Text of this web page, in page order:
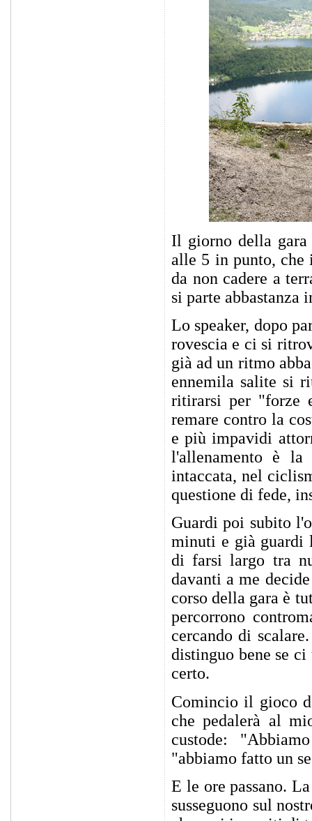
Il giorno della gara
alle 5 in punto, che
da non cadere a
si parte abbastanza
Lo speaker, dopo
rovescia e ci si
già ad un ritmo
ennemila salite si
ritirarsi per "forze
remare contro la
e più impavidi
l'allenamento è la
intaccata, nel
questione di fede,
Guardi poi subito
minuti e già guardi
di farsi largo tra
davanti a me
corso della gara è
percorrono
cercando di
distinguo bene se
certo.
Comincio il gioco
che pedalerà al
custode:
"abbiamo fatto un
E le ore passano.
susseguono sul